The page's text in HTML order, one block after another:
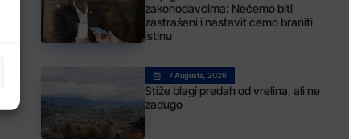
zakonodavcima: Nećemo biti
zastrašeni i nastavit ćemo braniti
istinu
7 Augusta, 2026
Stiže blagi predah od vrelina, ali ne
zadugo